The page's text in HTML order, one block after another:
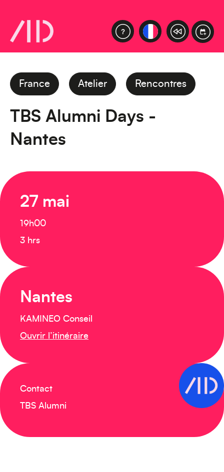
France Atelier Rencontres
TBS Alumni Days -
Nantes
27 mai
19h00
3 hrs
Nantes
KAMINEO Conseil
Ouvrir l’itinéraire
Contact
TBS Alumni